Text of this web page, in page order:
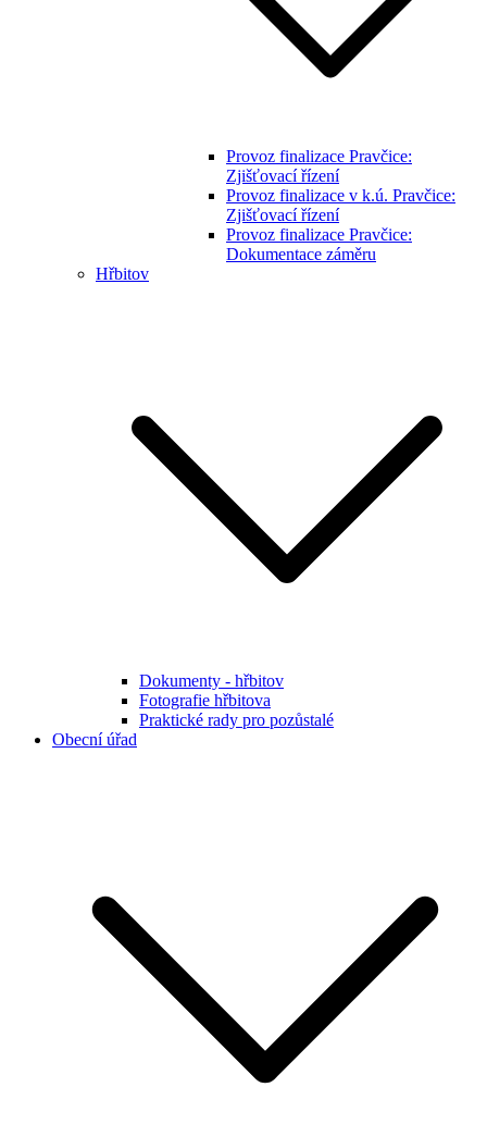
Provoz finalizace Pravčice:
Zjišťovací řízení
Provoz finalizace v k.ú. Pravčice:
Zjišťovací řízení
Provoz finalizace Pravčice:
Dokumentace záměru
Hřbitov
Dokumenty - hřbitov
Fotografie hřbitova
Praktické rady pro pozůstalé
Obecní úřad